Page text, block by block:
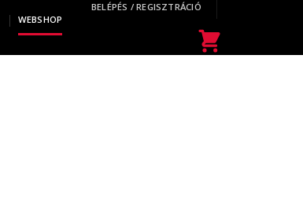
WEBSHOP
BELÉPÉS / REGISZTRÁCIÓ